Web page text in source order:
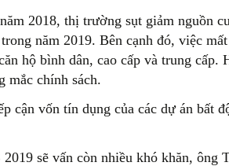
2018, thị trường sụt giảm nguồn
năm 2019. Bên cạnh đó, việc
hộ bình dân, cao cấp và trung
mắc chính sách.
cận vốn tín dụng của các dự án bất
sẽ vấn còn nhiều khó khăn, ông